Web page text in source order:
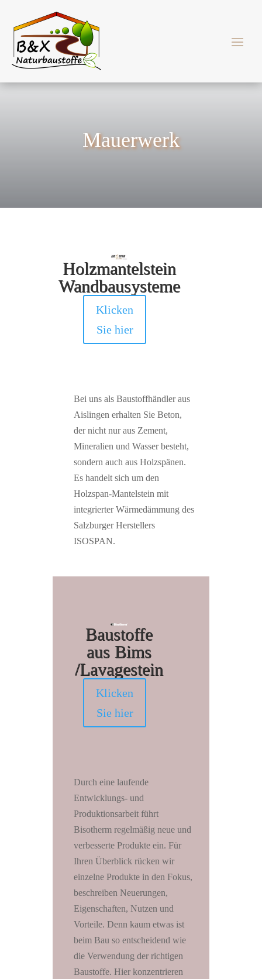
Mauerwerk
Holzmantelstein
Wandbausysteme
Klicken
Sie hier
Bei uns als Baustoffhändler aus
Aislingen erhalten Sie Beton,
der nicht nur aus Zement,
Mineralien und Wasser besteht,
sondern auch aus Holzspänen.
Es handelt sich um den
Holzspan-Mantelstein mit
integrierter Wärmedämmung des
Salzburger Herstellers
ISOSPAN.
Baustoffe
aus Bims
/Lavagestein
Klicken
Sie hier
Durch eine laufende
Entwicklungs- und
Produktionsarbeit führt
Bisotherm regelmäßig neue und
verbesserte Produkte ein. Für
Ihren Überblick rücken wir
einzelne Produkte in den Fokus,
beschreiben Neuerungen,
Eigenschaften, Nutzen und
Vorteile. Denn kaum etwas ist
beim Bau so entscheidend wie
die Verwendung der richtigen
Baustoffe. Hier konzentrieren